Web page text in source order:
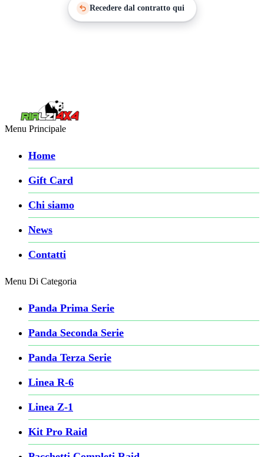
Recedere dal contratto qui
Menu Principale
Home
Gift Card
Chi siamo
News
Contatti
Menu Di Categoria
Panda Prima Serie
Panda Seconda Serie
Panda Terza Serie
Linea R-6
Linea Z-1
Kit Pro Raid